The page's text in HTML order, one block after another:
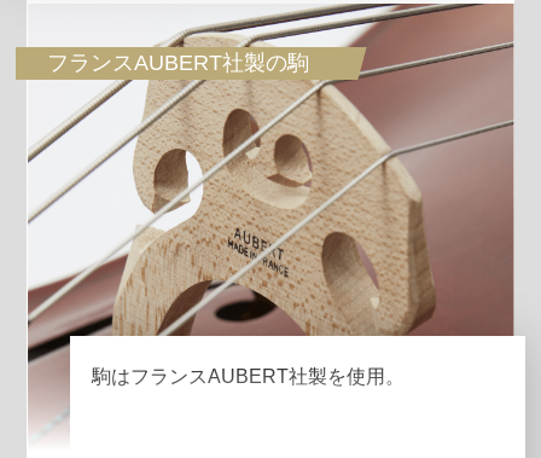
フランスAUBERT社製の駒
駒はフランスAUBERT社製を使用。